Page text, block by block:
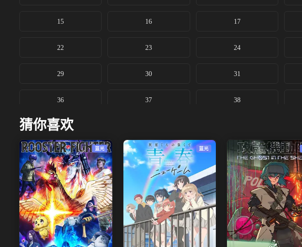
15 16 17
22 23 24
29 30 31
36 37 38
43
50 51 52
57 58 59
64 65 66
71 72 73
猜你喜欢
蓝光 蓝光